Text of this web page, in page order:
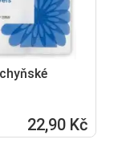
22,90 Kč